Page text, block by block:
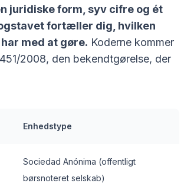
juridiske form, syv cifre og ét
fortæller dig, hvilken
med at gøre. Koderne kommer
2008, den bekendtgørelse, der
Enhedstype
Sociedad Anónima (offentligt
børsnoteret selskab)